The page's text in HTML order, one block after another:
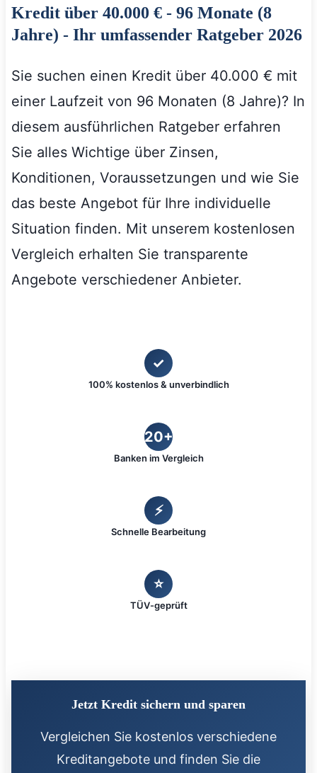
Kredit über 40.000 € - 96 Monate (8
Jahre) - Ihr umfassender Ratgeber 2026
Sie suchen einen Kredit über 40.000 € mit
einer Laufzeit von 96 Monaten (8 Jahre)? In
diesem ausführlichen Ratgeber erfahren
Sie alles Wichtige über Zinsen,
Konditionen, Voraussetzungen und wie Sie
das beste Angebot für Ihre individuelle
Situation finden. Mit unserem kostenlosen
Vergleich erhalten Sie transparente
Angebote verschiedener Anbieter.
✓
100% kostenlos & unverbindlich
20+
Banken im Vergleich
⚡
Schnelle Bearbeitung
⭐
TÜV-geprüft
Jetzt Kredit sichern und sparen
Vergleichen Sie kostenlos verschiedene
Kreditangebote und finden Sie die